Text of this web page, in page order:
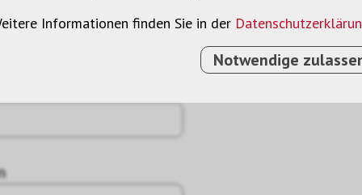
Informationen finden Sie in der
Notwendige